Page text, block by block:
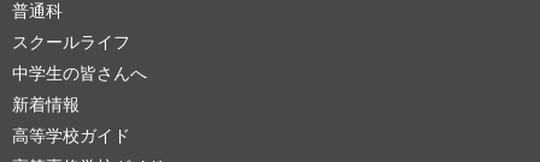
普通科
スクールライフ
中学生の皆さんへ
新着情報
高等学校ガイド